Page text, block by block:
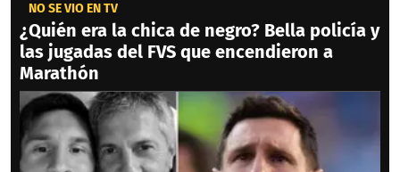
NO SE VIO EN TV
¿Quién era la chica de negro? Bella policía y
las jugadas del FVS que encendieron a
Marathón